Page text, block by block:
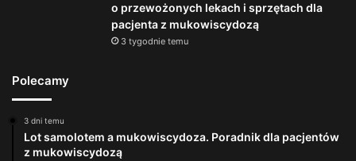
o przewożonych lekach i sprzętach dla
pacjenta z mukowiscydozą
3 tygodnie temu
Polecamy
3 dni temu
Lot samolotem a mukowiscydoza. Poradnik dla pacjentów
z mukowiscydozą